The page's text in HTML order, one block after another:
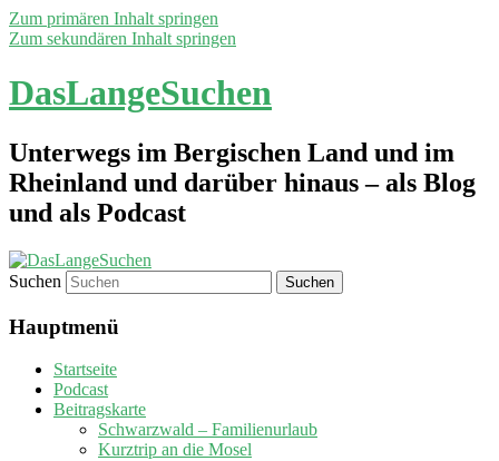
Zum primären Inhalt springen
Zum sekundären Inhalt springen
DasLangeSuchen
Unterwegs im Bergischen Land und im
Rheinland und darüber hinaus – als Blog
und als Podcast
Suchen
Hauptmenü
Startseite
Podcast
Beitragskarte
Schwarzwald – Familienurlaub
Kurztrip an die Mosel